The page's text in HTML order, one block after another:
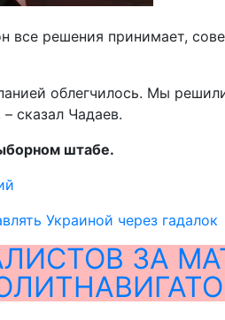
решения принимает,
облегчилось. Мы
сказал Чадаев.
штабе.
Украиной через гадалок
ЗА